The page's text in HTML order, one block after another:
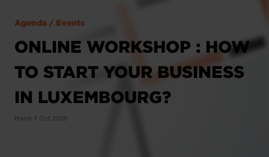
Agenda / Events
ONLINE WORKSHOP : HOW
TO START YOUR BUSINESS
IN LUXEMBOURG?
Mardi 7 Oct 2025